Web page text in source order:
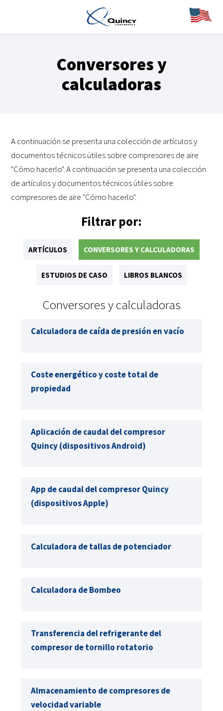
Conversores y
calculadoras
A continuación se presenta una colección de artículos y
documentos técnicos útiles sobre compresores de aire
"Cómo hacerlo". A continuación se presenta una colección
de artículos y documentos técnicos útiles sobre
compresores de aire "Cómo hacerlo".
Filtrar por:
ARTÍCULOS CONVERSORES Y CALCULADORAS
ESTUDIOS DE CASO LIBROS BLANCOS
Conversores y calculadoras
Calculadora de caída de presión en vacío
Coste energético y coste total de
propiedad
Aplicación de caudal del compresor
Quincy (dispositivos Android)
App de caudal del compresor Quincy
(dispositivos Apple)
Calculadora de tallas de potenciador
Calculadora de Bombeo
Transferencia del refrigerante del
compresor de tornillo rotatorio
Almacenamiento de compresores de
velocidad variable